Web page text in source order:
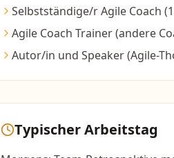
Selbstständige/r Agile Coach
Agile Coach Trainer (andere
Autor/in und Speaker (Agile-
Typischer Arbeitstag